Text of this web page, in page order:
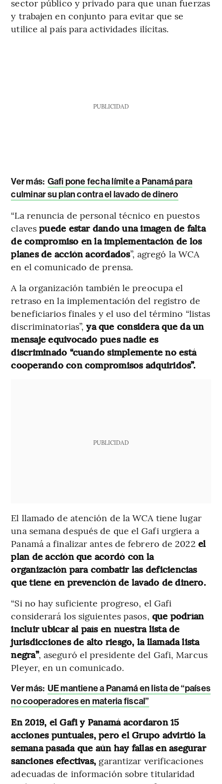
sector público y privado para que unan fuerzas
y trabajen en conjunto para evitar que se
utilice al país para actividades ilícitas.
PUBLICIDAD
Ver más: Gafi pone fecha límite a Panamá para
culminar su plan contra el lavado de dinero
“La renuncia de personal técnico en puestos
clavespuede estar dando una imagen de falta
de compromiso en la implementación de los
planes de acción acordados”, agregó la WCA
en el comunicado de prensa.
A la organización también le preocupa el
retraso en la implementación del registro de
beneficiarios finales y el uso del término “listas
discriminatorias”,ya que considera que da un
mensaje equivocado pues nadie es
discriminado “cuando simplemente no está
cooperando con compromisos adquiridos”.
PUBLICIDAD
El llamado de atención de la WCA tiene lugar
una semana después de que el Gafi urgiera a
Panamá a finalizar antes de febrero de 2022 el
plan de acción que acordó con la
organización para combatir las deficiencias
que tiene en prevención de lavado de dinero.
“Si no hay suficiente progreso, el Gafi
considerará los siguientes pasos, que podrían
incluir ubicar al país en nuestra lista de
jurisdicciones de alto riesgo, la llamada lista
negra”, aseguró el presidente del Gafi, Marcus
Pleyer, en un comunicado.
Ver más: UE mantiene a Panamá en lista de “países
no cooperadores en materia fiscal”
En 2019, el Gafi y Panamá acordaron 15
acciones puntuales, pero el Grupo advirtió la
semana pasada que aún hay fallas en asegurar
sanciones efectivas, garantizar verificaciones
adecuadas de información sobre titularidad